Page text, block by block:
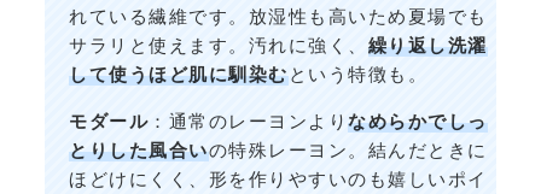
れている繊維です。放湿性も高いため夏場でも
サラリと使えます。汚れに強く、 繰り返し洗濯
して使うほど肌に馴染むという特徴も。
モダール ：通常のレーヨンより なめらかでしっ
とりした風合いの特殊レーヨン。結んだときに
ほどけにくく、形を作りやすいのも嬉しいポイ